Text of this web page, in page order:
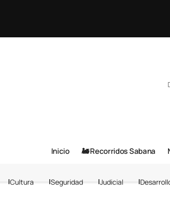
Inicio 🚂 Recorridos Sabana
Cultura Seguridad Judicial